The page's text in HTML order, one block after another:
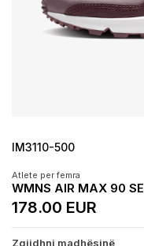
IM3110-500
Atlete per femra
WMNS AIR MAX 90 SE
178.00 EUR
Zgjidhni madhësinë